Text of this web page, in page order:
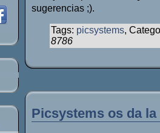
sugerencias ;).
Tags: picsystems,
8786
Picsystems os da